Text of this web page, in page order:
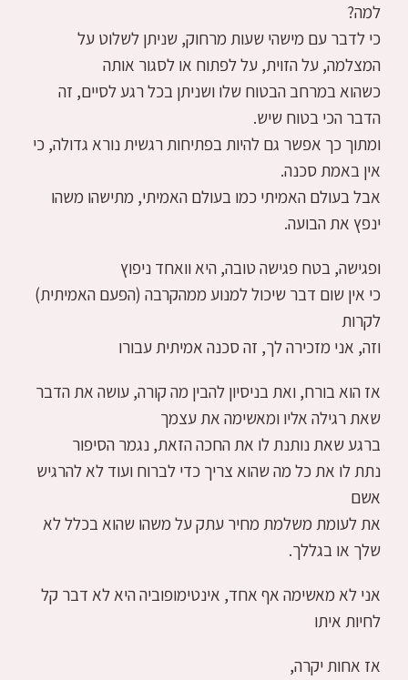
למה?
כי לדבר עם מישהי שעות מרחוק, שניתן לשלוט על
המצלמה, על הזוית, על לפתוח או לסגור אותה
כשהוא במרחב הבטוח שלו ושניתן בכל רגע לסיים, זה
הדבר הכי בטוח שיש.
ומתוך כך אפשר גם להיות בפתיחות רגשית נורא גדולה, כי
אין באמת סכנה.
אבל בעולם האמיתי כמו בעולם האמיתי, מתישהו משהו
ינפץ את הבועה.
ופגישה, בטח פגישה טובה, היא וואחד ניפוץ
כי אין שום דבר שיכול למנוע ממהקרבה (הפעם האמיתית)
לקרות
וזה, אני מזכירה לך, זה סכנה אמיתית עבורו
אז הוא בורח, ואת בניסיון להבין מה קורה, עושה את הדבר
שאת רגילה אליו ומאשימה את עצמך
ברגע שאת נותנת לו את החכה הזאת, נגמר הסיפור
נתת לו את כל מה שהוא צריך כדי לברוח ועוד לא להרגיש
אשם
את לעומת משלמת מחיר עתק על משהו שהוא בכלל לא
שלך או בגללך.
אני לא מאשימה אף אחד, אינטימופוביה היא לא דבר קל
לחיות איתו
אז אחות יקרה,